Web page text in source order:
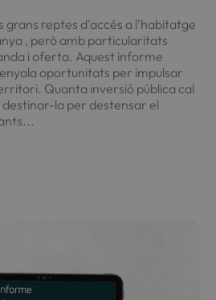
grans reptes d'accés a l'habitatge
, però amb particularitats
i oferta. Aquest informe
oportunitats per impulsar
Quanta inversió pública cal
la per destensar el